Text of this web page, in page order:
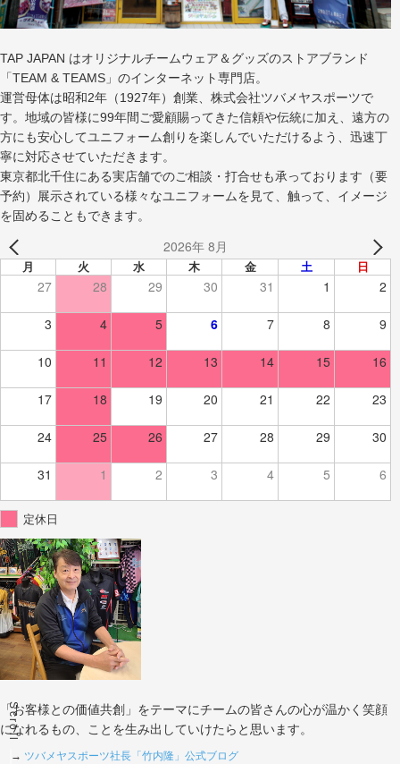
Scroll
TAP JAPAN はオリジナルチームウェア＆グッズのストアブランド
「TEAM & TEAMS」のインターネット専門店。
運営母体は昭和2年（1927年）創業、株式会社ツバメヤスポーツで
す。地域の皆様に99年間ご愛顧賜ってきた信頼や伝統に加え、遠方の
方にも安心してユニフォーム創りを楽しんでいただけるよう、迅速丁
寧に対応させていただきます。
東京都北千住にある実店舗でのご相談・打合せも承っております（要
予約）展示されている様々なユニフォームを見て、触って、イメージ
を固めることもできます。
2026年 8月
月 火 水 木 金 土 日
27 28 29 30 31 1 2
3 4 5 6 7 8 9
10 11 12 13 14 15 16
17 18 19 20 21 22 23
24 25 26 27 28 29 30
31 1 2 3 4 5 6
定休日
「お客様との価値共創」をテーマにチームの皆さんの心が温かく笑顔
になれるもの、ことを生み出していけたらと思います。
→ ツバメヤスポーツ社長「竹内隆」公式ブログ